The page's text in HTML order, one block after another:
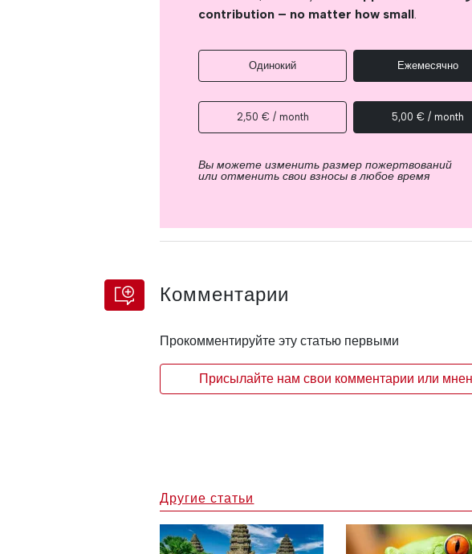
contribution – no matter how small
Одинокий Ежемесячно
2,50 € / month 5,00 € / month
Вы можете изменить размер пожертвований
или отменить свои взносы в любое время
Комментарии
Прокомментируйте эту статью первыми
Присылайте нам свои комментарии или
Другие статьи